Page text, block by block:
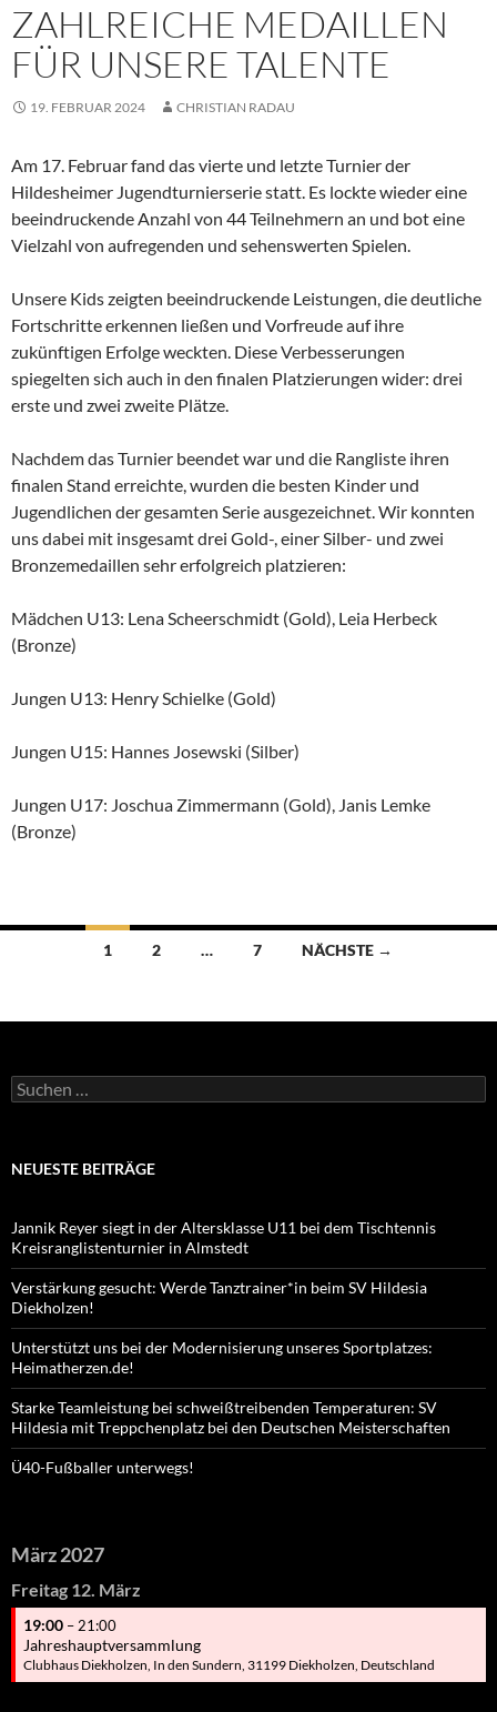
ZAHLREICHE MEDAILLEN
FÜR UNSERE TALENTE
19. FEBRUAR 2024 CHRISTIAN RADAU
Am 17. Februar fand das vierte und letzte Turnier der
Hildesheimer Jugendturnierserie statt. Es lockte wieder eine
beeindruckende Anzahl von 44 Teilnehmern an und bot eine
Vielzahl von aufregenden und sehenswerten Spielen.
Unsere Kids zeigten beeindruckende Leistungen, die deutliche
Fortschritte erkennen ließen und Vorfreude auf ihre
zukünftigen Erfolge weckten. Diese Verbesserungen
spiegelten sich auch in den finalen Platzierungen wider: drei
erste und zwei zweite Plätze.
Nachdem das Turnier beendet war und die Rangliste ihren
finalen Stand erreichte, wurden die besten Kinder und
Jugendlichen der gesamten Serie ausgezeichnet. Wir konnten
uns dabei mit insgesamt drei Gold-, einer Silber- und zwei
Bronzemedaillen sehr erfolgreich platzieren:
Mädchen U13: Lena Scheerschmidt (Gold), Leia Herbeck
(Bronze)
Jungen U13: Henry Schielke (Gold)
Jungen U15: Hannes Josewski (Silber)
Jungen U17: Joschua Zimmermann (Gold), Janis Lemke
(Bronze)
Beitragsnavigation
1 2 … 7 NÄCHSTE →
Suchen
nach:
NEUESTE BEITRÄGE
Jannik Reyer siegt in der Altersklasse U11 bei dem Tischtennis
Kreisranglistenturnier in Almstedt
Verstärkung gesucht: Werde Tanztrainer*in beim SV Hildesia
Diekholzen!
Unterstützt uns bei der Modernisierung unseres Sportplatzes:
Heimatherzen.de!
Starke Teamleistung bei schweißtreibenden Temperaturen: SV
Hildesia mit Treppchenplatz bei den Deutschen Meisterschaften
Ü40-Fußballer unterwegs!
März 2027
Freitag 12. März
19:00 – 21:00
Jahreshauptversammlung
Clubhaus Diekholzen, In den Sundern, 31199 Diekholzen, Deutschland